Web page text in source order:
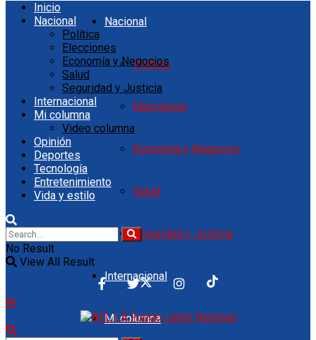
Nacional
Política
Elecciones
Economía y Negocios
Salud
Seguridad y Justicia
Internacional
Mi columna
Inicio
Nacional
Política
Elecciones
Economía y Negocios
Salud
Seguridad y Justicia
Internacional
Mi columna
Video columna
Opinión
Deportes
Tecnología
Entretenimiento
Vida y estilo
No Result
View All Result